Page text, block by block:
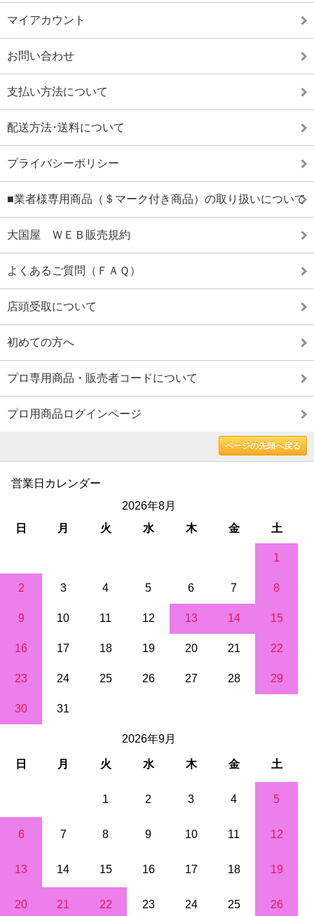
マイアカウント
お問い合わせ
支払い方法について
配送方法･送料について
プライバシーポリシー
■業者様専用商品（＄マーク付き商品）の取り扱いについて
大国屋 ＷＥＢ販売規約
よくあるご質問（ＦＡＱ）
店頭受取について
初めての方へ
プロ専用商品・販売者コードについて
プロ用商品ログインページ
ページの先頭へ戻る
営業日カレンダー
2026年8月
日
月 火 水 木 金 土
1
2 3 4 5 6 7 8
9 10 11 12 13 14 15
16 17 18 19 20 21 22
23 24 25 26 27 28 29
30 31
2026年9月
日 月 火 水 木 金 土
1 2 3 4 5
6 7 8 9 10 11 12
13 14 15 16 17 18 19
20 21 22 23 24 25 26